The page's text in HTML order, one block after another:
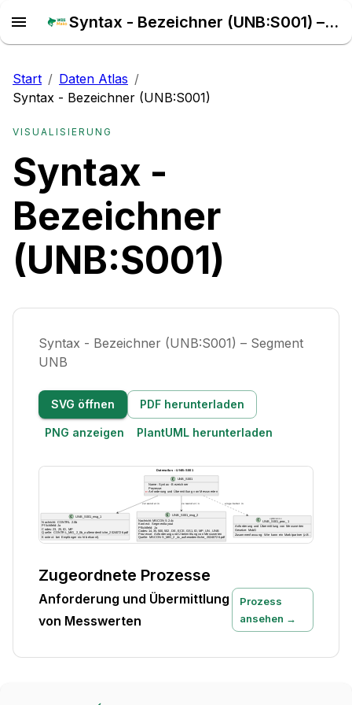
Syntax - Bezeichner (UNB:S001) – Daten Atlas
Start / Daten Atlas /
Syntax - Bezeichner (UNB:S001)
VISUALISIERUNG
Syntax -
Bezeichner
(UNB:S001)
Syntax - Bezeichner (UNB:S001) – Segment
UNB
SVG öffnen PDF herunterladen
PNG anzeigen PlantUML herunterladen
Zugeordnete Prozesse
Anforderung und Übermittlung
von Messwerten
Prozess
ansehen →